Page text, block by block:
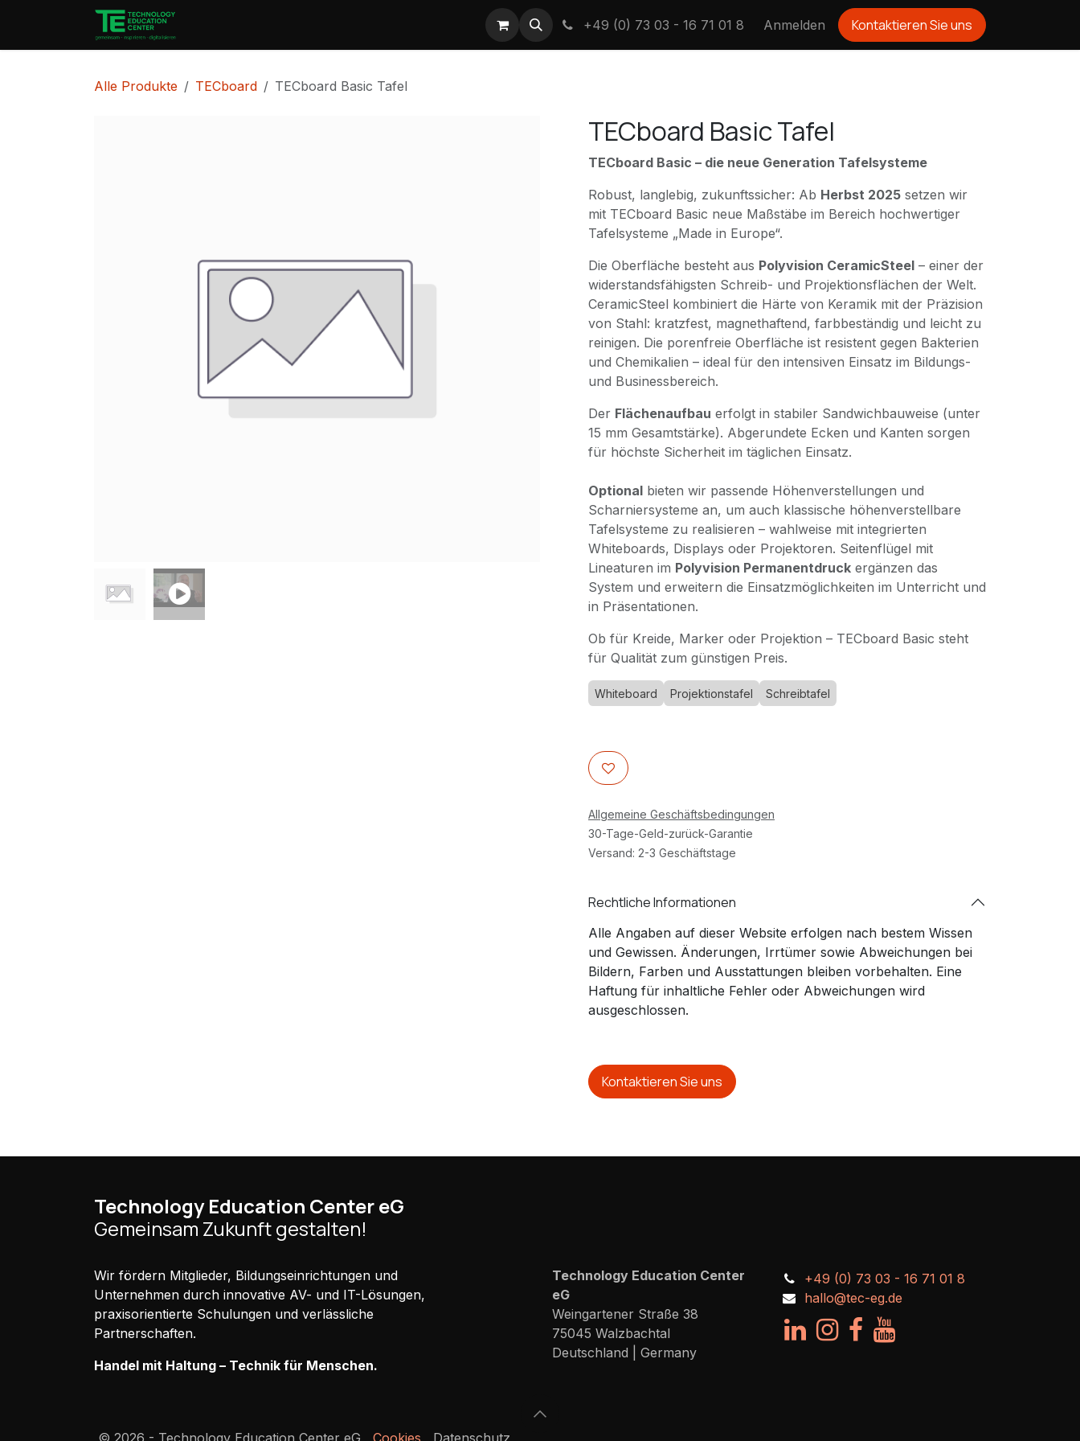
Zum Inhalt springen
+49 (0) 73 03 - 16 71 01 8 Anmelden Kontaktieren Sieuns
Alle Produkte TECboard TECboard Basic Tafel
TECboard Basic Tafel
TECboard Basic – die neue Generation Tafelsysteme
Robust, langlebig, zukunftssicher: Ab Herbst 2025 setzen wir
mit TECboard Basic neue Maßstäbe im Bereich hochwertiger
Tafelsysteme „Made in Europe“.
Die Oberfläche besteht aus Polyvision CeramicSteel – einer der
widerstandsfähigsten Schreib- und Projektionsflächen der Welt.
CeramicSteel kombiniert die Härte von Keramik mit der Präzision
von Stahl: kratzfest, magnethaftend, farbbeständig und leicht zu
reinigen. Die porenfreie Oberfläche ist resistent gegen Bakterien
und Chemikalien – ideal für den intensiven Einsatz im Bildungs-
und Businessbereich.
Der Flächenaufbau erfolgt in stabiler Sandwichbauweise (unter
15 mm Gesamtstärke). Abgerundete Ecken und Kanten sorgen
für höchste Sicherheit im täglichen Einsatz.
Optional bieten wir passende Höhenverstellungen und
Scharniersysteme an, um auch klassische höhenverstellbare
Tafelsysteme zu realisieren – wahlweise mit integrierten
Whiteboards, Displays oder Projektoren. Seitenflügel mit
Lineaturen im Polyvision Permanentdruck ergänzen das
System und erweitern die Einsatzmöglichkeiten im Unterricht und
in Präsentationen.
Ob für Kreide, Marker oder Projektion – TECboard Basic steht
für Qualität zum günstigen Preis.
Whiteboard Projektionstafel Schreibtafel
Allgemeine Geschäftsbedingungen
30-Tage-Geld-zurück-Garantie
Versand: 2-3 Geschäftstage
Rechtliche Informationen
Alle Angaben auf dieser Website erfolgen nach bestem Wissen
und Gewissen. Änderungen, Irrtümer sowie Abweichungen bei
Bildern, Farben und Ausstattungen bleiben vorbehalten. Eine
Haftung für inhaltliche Fehler oder Abweichungen wird
ausgeschlossen.
Kontaktieren Sie uns
Technology Education Center eG
Gemeinsam Zukunft gestalten!
Wir fördern Mitglieder, Bildungseinrichtungen und
Unternehmen durch innovative AV- und IT-Lösungen,
praxisorientierte Schulungen und verlässliche
Partnerschaften.
Handel mit Haltung – Technik für Menschen.
Technology Education Center
eG
Weingartener Straße 38
75045 Walzbachtal
Deutschland | Germany
+49 (0) 73 03 - 16 71 01 8
hallo@tec-eg.de
© 2026 - Technology Education Center eG Cookies Datenschutz